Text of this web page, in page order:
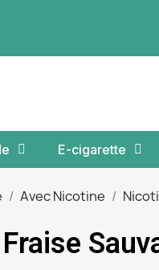
E-cigarette
Avec Nicotine